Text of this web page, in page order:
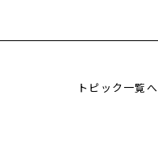
トピック一覧へ